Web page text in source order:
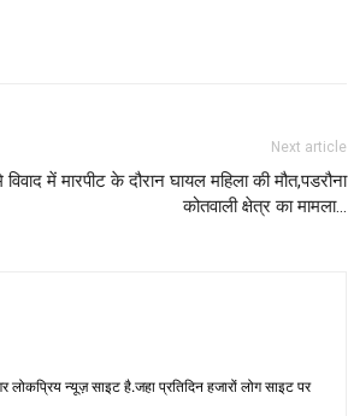
Next article
विवाद में मारपीट के दौरान घायल महिला की मौत,पडरौना
कोतवाली क्षेत्र का मामला…
न्यूज़ साइट है.जहा प्रतिदिन हजारों लोग साइट पर